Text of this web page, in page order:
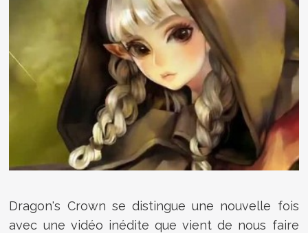
Dragon's Crown se distingue une nouvelle fois
avec une vidéo inédite que vient de nous faire